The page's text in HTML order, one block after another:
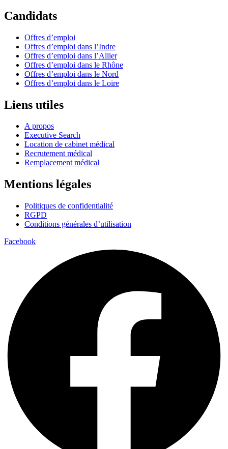
Candidats
Offres d’emploi
Offres d’emploi dans l’Indre
Offres d’emploi dans l’Allier
Offres d’emploi dans le Rhône
Offres d’emploi dans le Nord
Offres d’emploi dans le Loire
Liens utiles
A propos
Executive Search
Location de cabinet médical
Recrutement médical
Remplacement médical
Mentions légales
Politiques de confidentialité
RGPD
Conditions générales d’utilisation
Facebook